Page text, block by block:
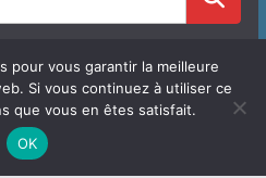
Chastre
Propulsé par
pour vous garantir la meilleure
Si vous continuez à utiliser ce
que vous en êtes satisfait.
OK